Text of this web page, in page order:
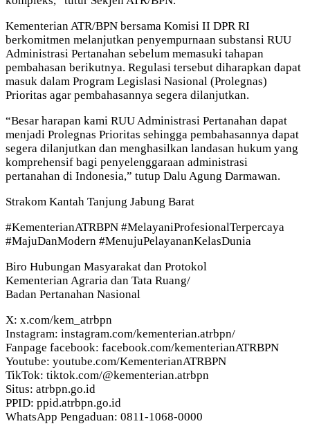
Kementerian ATR/BPN bersama Komisi II DPR RI
berkomitmen melanjutkan penyempurnaan substansi RUU
Administrasi Pertanahan sebelum memasuki tahapan
pembahasan berikutnya. Regulasi tersebut diharapkan dapat
masuk dalam Program Legislasi Nasional (Prolegnas)
Prioritas agar pembahasannya segera dilanjutkan.
“Besar harapan kami RUU Administrasi Pertanahan dapat
menjadi Prolegnas Prioritas sehingga pembahasannya dapat
segera dilanjutkan dan menghasilkan landasan hukum yang
komprehensif bagi penyelenggaraan administrasi
pertanahan di Indonesia,” tutup Dalu Agung Darmawan.
Strakom Kantah Tanjung Jabung Barat
#KementerianATRBPN #MelayaniProfesionalTerpercaya
#MajuDanModern #MenujuPelayananKelasDunia
Biro Hubungan Masyarakat dan Protokol
Kementerian Agraria dan Tata Ruang/
Badan Pertanahan Nasional
X: x.com/kem_atrbpn
Instagram: instagram.com/kementerian.atrbpn/
Fanpage facebook: facebook.com/kementerianATRBPN
Youtube: youtube.com/KementerianATRBPN
TikTok: tiktok.com/@kementerian.atrbpn
Situs: atrbpn.go.id
PPID: ppid.atrbpn.go.id
WhatsApp Pengaduan: 0811-1068-0000